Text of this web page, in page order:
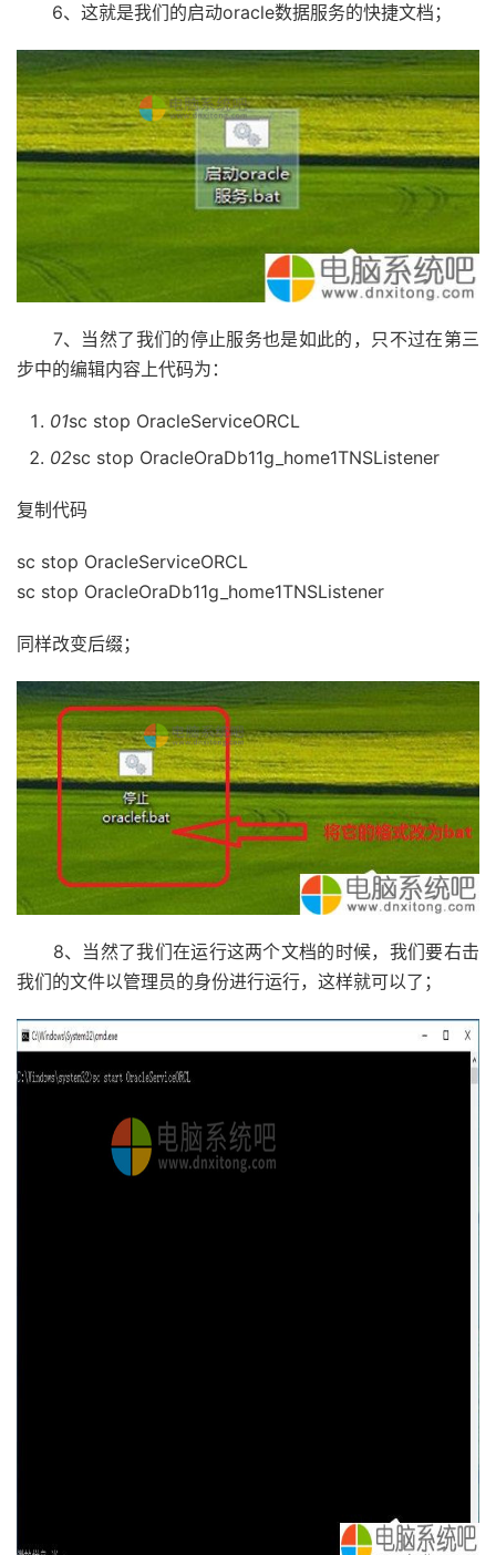
6、这就是我们的启动oracle数据服务的快捷文档；
7、当然了我们的停止服务也是如此的，只不过在第三
步中的编辑内容上代码为：
01sc stop OracleServiceORCL
02sc stop OracleOraDb11g_home1TNSListener
复制代码
sc stop OracleServiceORCL
sc stop OracleOraDb11g_home1TNSListener
同样改变后缀；
8、当然了我们在运行这两个文档的时候，我们要右击
我们的文件以管理员的身份进行运行，这样就可以了；